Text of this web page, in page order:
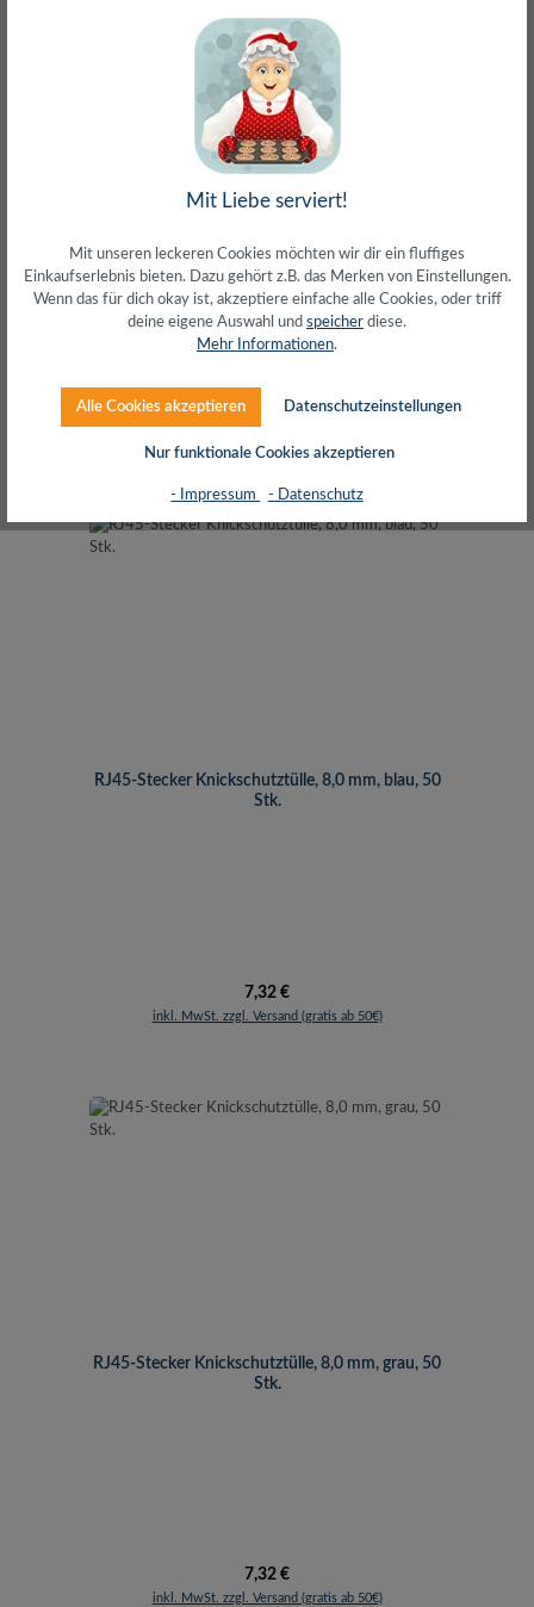
RJ45-Modularstecker, Cat.6A, ungeschirmt,
Regulärer Preis:
1,81 €
RJ45-Stecker Knickschutztülle, 8,0 mm, blau, 50
Stk.
Regulärer Preis:
7,32 €
inkl. MwSt. zzgl. Versand (gratis ab 50€)
RJ45-Stecker Knickschutztülle, 8,0 mm, grau, 50
Stk.
Regulärer Preis:
7,32 €
inkl. MwSt. zzgl. Versand (gratis ab 50€)
Mit Liebe serviert!
Mit unseren leckeren Cookies möchten wir dir ein fluffiges
Einkaufserlebnis bieten. Dazu gehört z.B. das Merken von Einstellungen.
Wenn das für dich okay ist, akzeptiere einfache alle Cookies, oder triff
deine eigene Auswahl und speicher diese.
Mehr Informationen.
Alle Cookies akzeptieren Datenschutzeinstellungen
Nur funktionale Cookies akzeptieren
- Impressum - Datenschutz